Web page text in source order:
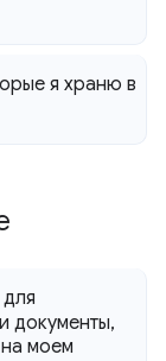
я храню в
документы,
моем